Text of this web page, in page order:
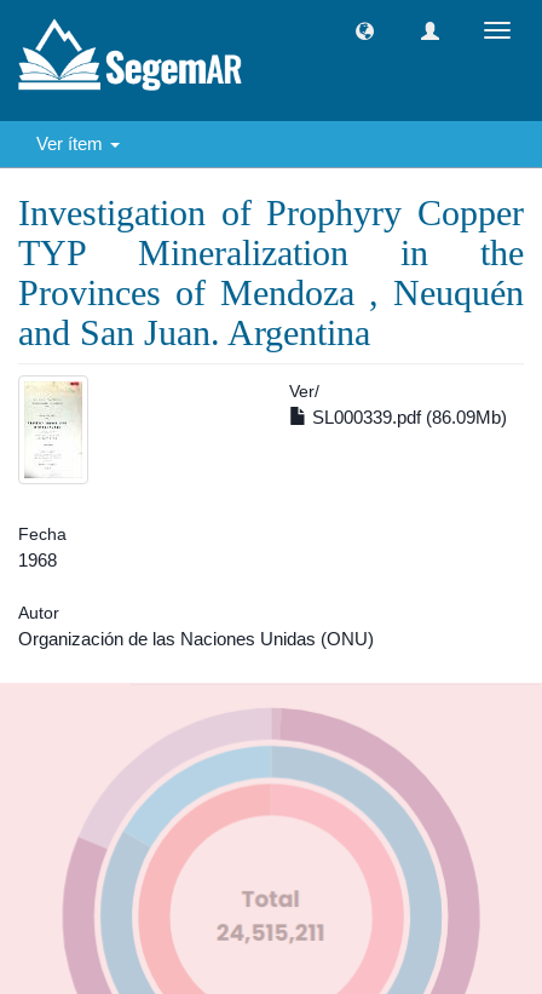
Ver ítem
Investigation of Prophyry Copper
TYP Mineralization in the
Provinces of Mendoza , Neuquén
and San Juan. Argentina
Ver/
SL000339.pdf (86.09Mb)
Fecha
1968
Autor
Organización de las Naciones Unidas (ONU)